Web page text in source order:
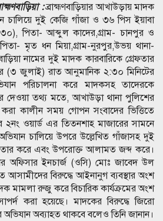
:ব্রাহ্মণবাড়িয়ার আখাউড়ায় মাদক
চালিয়ে দুই কেজি গাঁজা ও ৩৬ পিস ইয়াবা
পিতা- আব্দুল কাদের,গ্রাম- চানপুর ও
মৃত ধন মিয়া,গ্রাম-নুরপুর,উভয় থানা-
নামের দুই মাদক কারবারিকে গ্রেফতার
(৩ জুলাই) রাত আনুমানিক ২:৩০ মিনিটের
পরিচালনা করে মাদকসহ তাদেরকে
দেওয়া তথ্য মতে, আখাউড়া থানা পুলিশের
কালীন সময় গোপন সংবাদের ভিত্তিতে
ওয়ার্ড এর তিতনশাহ মাজারের সামনে
চালিয়ে উপরে উল্লেখিত গাঁজাসহ দুই
করে এবং উপরোক্ত আলামত জব্দ করে।
অফিসার ইনচার্জ (ওসি) মোঃ জাবেদ উল
আসামীদের বিরুদ্ধে আইনানুগ ব্যবস্থার অংশ
মামলা রুজু করে বিচারিক কার্যক্রমের অংশ
করা হয়েছে। মাদকের বিরুদ্ধে জিরো
অব্যাহত থাকবে বলেও তিনি জানান।